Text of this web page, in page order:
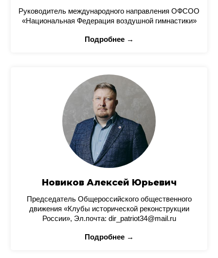
Руководитель международного направления ОФСОО
«Национальная Федерация воздушной гимнастики»
Подробнее →
Новиков Алексей Юрьевич
Председатель Общероссийского общественного
движения «Клубы исторической реконструкции
России», Эл.почта: dir_patriot34@mail.ru
Подробнее →